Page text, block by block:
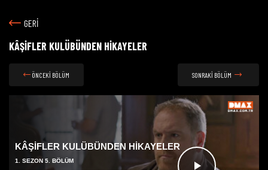
GERİ
KÂŞİFLER KULÜBÜNDEN HİKAYELER
ÖNCEKİ BÖLÜM SONRAKİ BÖLÜM
KÂŞİFLER KULÜBÜNDEN HİKAYELER
1. SEZON 5. BÖLÜM